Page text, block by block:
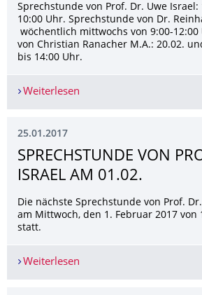
Sprechstunde von Prof. Dr. Uwe Israel:
10:00 Uhr. Sprechstunde von Dr.
wöchentlich mittwochs von 9:00-
von Christian Ranacher M.A.: 20.02.
bis 14:00 Uhr.
Weiterlesen
25.01.2017
SPRECH­STUNDE VON
ISRAEL AM 01.02.
Die nächste Sprechstunde von Prof.
am Mittwoch, den 1. Februar 2017 von
statt.
Weiterlesen